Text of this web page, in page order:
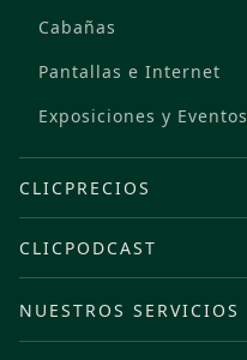
Cabañas
Pantallas e Internet
Exposiciones y Eventos
CLICPRECIOS
CLICPODCAST
NUESTROS SERVICIOS